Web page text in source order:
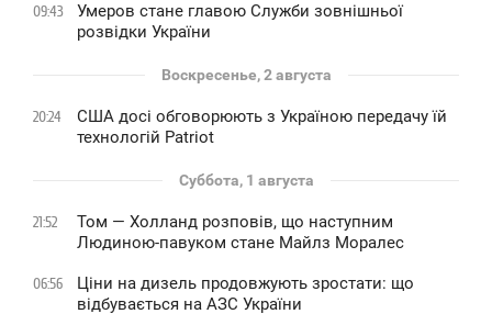
09:43
Умеров стане главою Служби зовнішньої
розвідки України
Воскресенье, 2 августа
20:24
США досі обговорюють з Україною передачу їй
технологій Patriot
Суббота, 1 августа
21:52
Том — Холланд розповів, що наступним
Людиною-павуком стане Майлз Моралес
06:56
Ціни на дизель продовжують зростати: що
відбувається на АЗС України